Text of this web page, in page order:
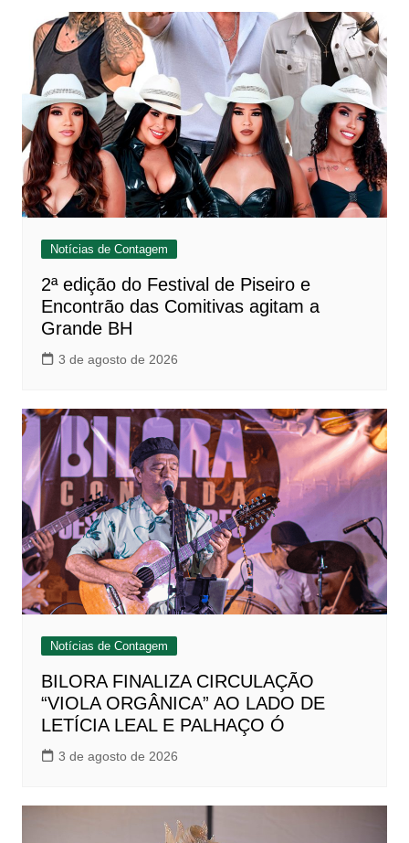
Notícias de Contagem
2ª edição do Festival de Piseiro e
Encontrão das Comitivas agitam a
Grande BH
3 de agosto de 2026
Notícias de Contagem
BILORA FINALIZA CIRCULAÇÃO
“VIOLA ORGÂNICA” AO LADO DE
LETÍCIA LEAL E PALHAÇO Ó
3 de agosto de 2026